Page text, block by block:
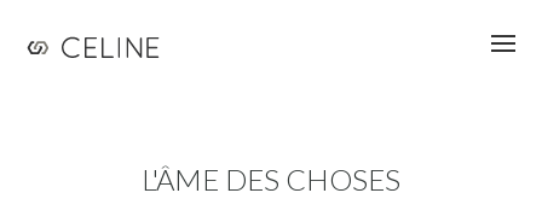
L'ÂME DES CHOSES